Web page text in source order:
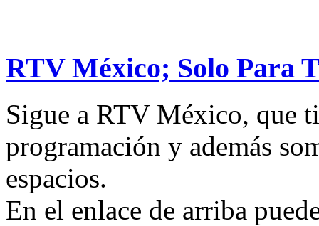
RTV México; Solo Para
Sigue a RTV México, que
programación y además
espacios.
En el enlace de arriba